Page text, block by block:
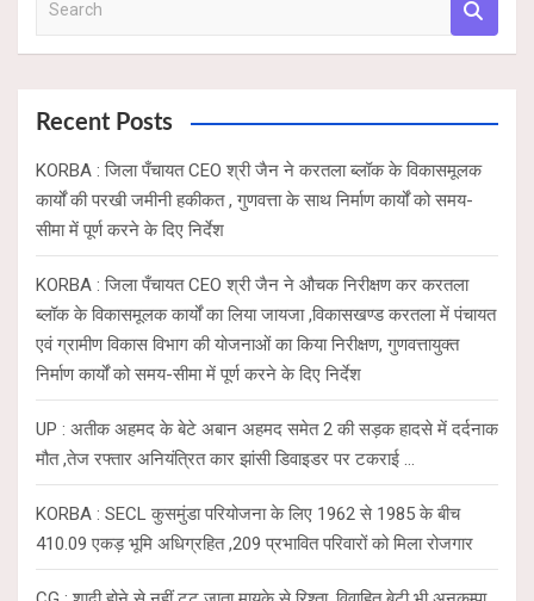
a
cRecent Posts
KORBA : जिला पँचायत CEO श्री जैन ने करतला ब्लॉक के विकासमूलक
कार्यों की परखी जमीनी हकीकत , गुणवत्ता के साथ निर्माण कार्यों को समय-
सीमा में पूर्ण करने के दिए निर्देश
KORBA : जिला पँचायत CEO श्री जैन ने औचक निरीक्षण कर करतला
ब्लॉक के विकासमूलक कार्यों का लिया जायजा ,विकासखण्ड करतला में पंचायत
एवं ग्रामीण विकास विभाग की योजनाओं का किया निरीक्षण, गुणवत्तायुक्त
निर्माण कार्यों को समय-सीमा में पूर्ण करने के दिए निर्देश
UP : अतीक अहमद के बेटे अबान अहमद समेत 2 की सड़क हादसे में दर्दनाक
मौत ,तेज रफ्तार अनियंत्रित कार झांसी डिवाइडर पर टकराई …
KORBA : SECL कुसमुंडा परियोजना के लिए 1962 से 1985 के बीच
410.09 एकड़ भूमि अधिग्रहित ,209 प्रभावित परिवारों को मिला रोजगार